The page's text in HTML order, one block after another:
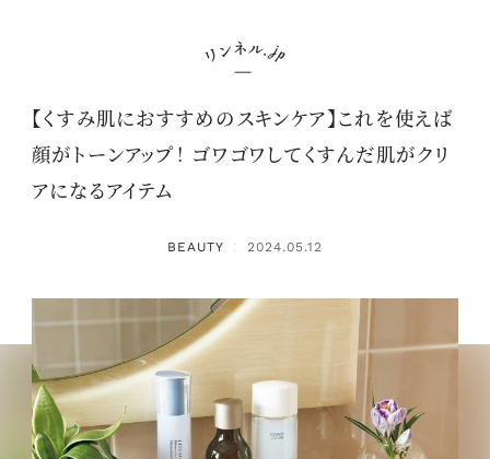
【くすみ肌におすすめのスキンケア】これを使えば
顔がトーンアップ！ ゴワゴワしてくすんだ肌がクリ
アになるアイテム
BEAUTY ： 2024.05.12